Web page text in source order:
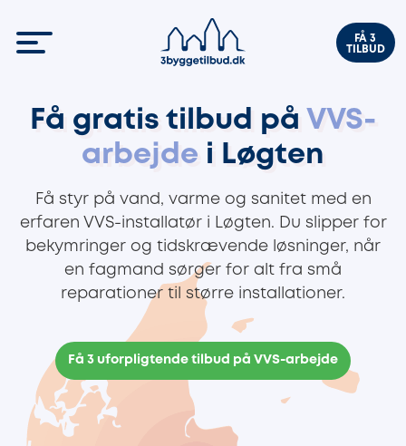
FÅ 3
TILBUD
Få gratis tilbud på VVS-
arbejde i Løgten
Få styr på vand, varme og sanitet med en
erfaren VVS-installatør i Løgten. Du slipper for
bekymringer og tidskrævende løsninger, når
en fagmand sørger for alt fra små
reparationer til større installationer.
Få 3 uforpligtende tilbud på VVS-arbejde